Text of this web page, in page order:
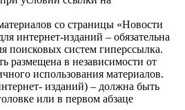
со страницы «Новости
интернет-изданий – обязательна
поисковых систем гиперссылка.
размещена в независимости от
использования материалов.
изданий) – должна быть
или в первом абзаце